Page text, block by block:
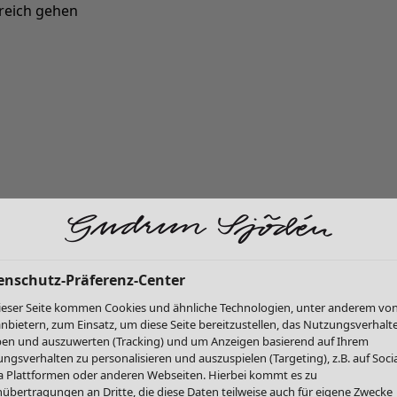
gehen
Präferenz-Center
Seite kommen Cookies und ähnliche Technologien, unter anderem von
zum Einsatz, um diese Seite bereitzustellen, das
und auszuwerten (Tracking) und um Anzeigen basierend auf Ihrem
zu personalisieren und auszuspielen (Targeting), z.B. auf
Plattformen oder anderen Webseiten. Hierbei kommt es zu
an Dritte, die diese Daten teilweise auch für eigene Zwecke